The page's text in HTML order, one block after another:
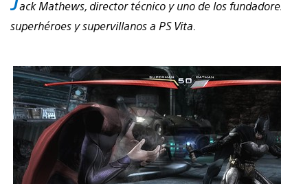
ack Mathews, director técnico y uno de los
superhéroes y supervillanos a PS Vita.